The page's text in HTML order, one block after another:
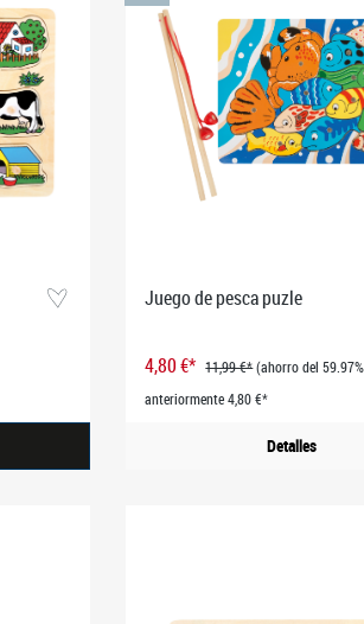
Juego de pesca puzle
4,80 €* 11,99 €*(ahorro del
anteriormente 4,80 €*
Detalles